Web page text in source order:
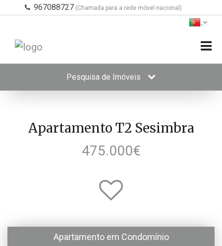
967088727 (Chamada para a rede móvel nacional)
Pesquisa de Imóveis
Apartamento T2 Sesimbra
475.000€
Apartamento em Condomínio